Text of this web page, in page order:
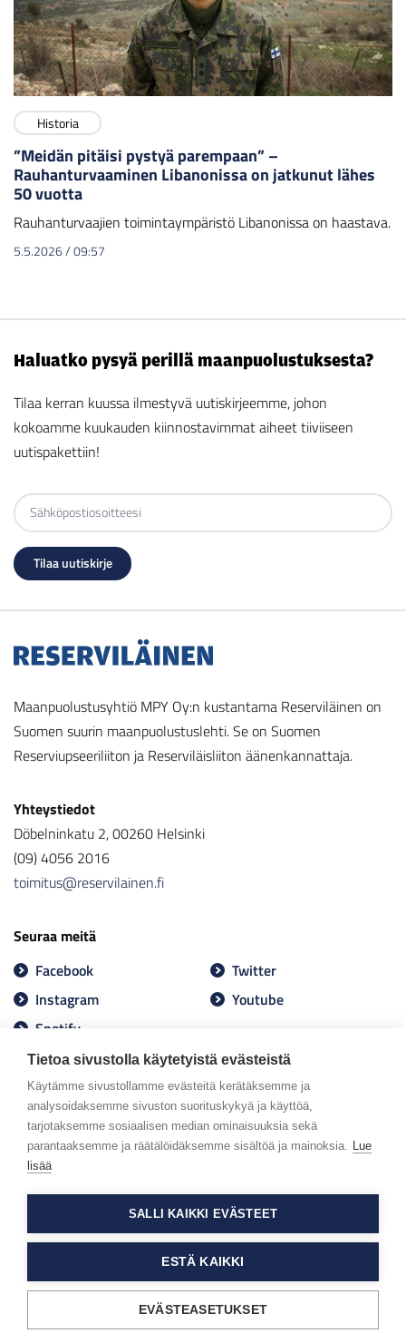
Tietoa sivustolla käytetyistä evästeistä
Käytämme sivustollamme evästeitä kerätäksemme ja
analysoidaksemme sivuston suorituskykyä ja käyttöä,
tarjotaksemme sosiaalisen median ominaisuuksia sekä
parantaaksemme ja räätälöidäksemme sisältöä ja mainoksia. Lue
lisää
SALLI KAIKKI EVÄSTEET
ESTÄ KAIKKI
EVÄSTEASETUKSET
Historia
”Meidän pitäisi pystyä parempaan” –
Rauhanturvaaminen Libanonissa on jatkunut lähes
50 vuotta
Rauhanturvaajien toimintaympäristö Libanonissa on haastava.
5.5.2026/09:57
Haluatko pysyä perillä maanpuolustuksesta?
Tilaa kerran kuussa ilmestyvä uutiskirjeemme, johon
kokoamme kuukauden kiinnostavimmat aiheet tiiviiseen
uutispakettiin!
Maanpuolustusyhtiö MPY Oy:n kustantama Reserviläinen on
Suomen suurin maanpuolustuslehti. Se on Suomen
Reserviupseeriliiton ja Reserviläisliiton äänenkannattaja.
Yhteystiedot
Döbelninkatu 2, 00260 Helsinki
(09) 4056 2016
toimitus@reservilainen.fi
Seuraa meitä
Facebook
Twitter
Instagram
Youtube
Spotify